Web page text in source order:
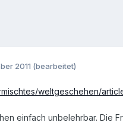
2011 (bearbeitet)
weltgeschehen/
einfach unbelehrbar. Die